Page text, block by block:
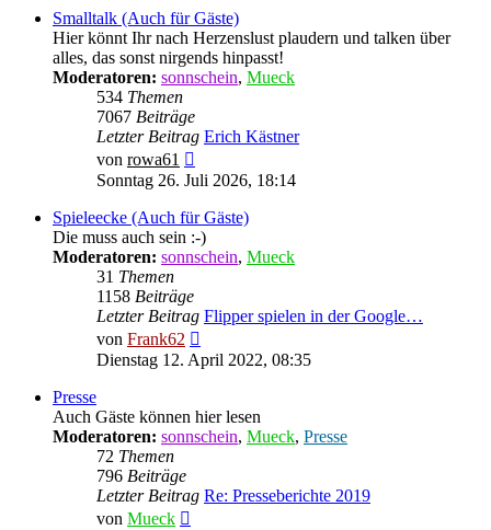
Smalltalk (Auch für Gäste)
Hier könnt Ihr nach Herzenslust plaudern und talken über
alles, das sonst nirgends hinpasst!
Moderatoren: sonnschein, Mueck
534 Themen
7067 Beiträge
Letzter Beitrag Erich Kästner
von rowa61
Beitrag
Sonntag 26. Juli 2026, 18:14
Spieleecke (Auch für Gäste)
Die muss auch sein :-)
Moderatoren: sonnschein, Mueck
31 Themen
1158 Beiträge
Letzter Beitrag Flipper spielen in der Google…
von Frank62
Beitrag
Dienstag 12. April 2022, 08:35
Presse
Auch Gäste können hier lesen
Moderatoren: sonnschein, Mueck, Presse
72 Themen
796 Beiträge
Letzter Beitrag Re: Presseberichte 2019
von Mueck